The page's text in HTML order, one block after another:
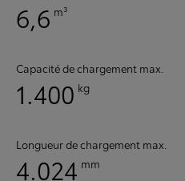
6,6 m³
Capacité de chargement max.
1.400 kg
Longueur de chargement max.
4.024 mm